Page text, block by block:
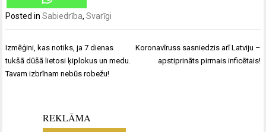
Posted inSabiedrība,Svarīgi
Ziņu
izvēlne
Izmēģini, kas notiks, ja 7 dienas
tukšā dūšā lietosi ķiplokus un medu.
Tavam izbrīnam nebūs robežu!
Koronavīruss sasniedzis arī Latviju –
apstiprināts pirmais inficētais!
REKLĀMA